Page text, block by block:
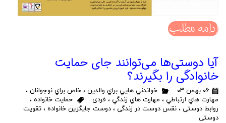
ادامه مطلب
آیا دوستی‌ها می‌توانند جای حمایت
خانوادگی را بگیرند؟
۰۶ بهمن ۰۳ خواندني هايي براي والدين ، خاص براي نوجوانان ،
مهارت هاي ارتباطي ، مهارت هاي زندگي ، فردی حمایت خانواده ،
روابط دوستی ، نقس دوست در زندگی ، دوست جایگزین خانواده ، تقویت
دوستی